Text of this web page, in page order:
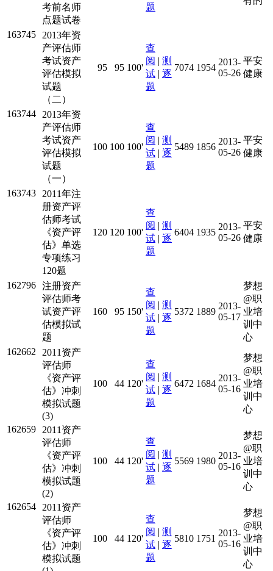
考前名师
点题试卷
题
163745
2013年资
产评估师
考试资产
评估模拟
试题
（二）
95 95 100'
查
阅 | 测
试 | 逐
题
7074 1954
2013-
05-26
平安
健康
163744
2013年资
产评估师
考试资产
评估模拟
试题
（一）
100 100 100'
查
阅 | 测
试 | 逐
题
5489 1856
2013-
05-26
平安
健康
163743
2011年注
册资产评
估师考试
《资产评
估》单选
专项练习
120题
120 120 100'
查
阅 | 测
试 | 逐
题
6404 1935
2013-
05-26
平安
健康
162796 注册资产
评估师考
试资产评
估模拟试
题
160 95 150'
查
阅 | 测
试 | 逐
题
5372 1889
2013-
05-17
梦想
@职
业培
训中
心
162662
2011资产
评估师
《资产评
估》冲刺
模拟试题
(3)
100 44 120'
查
阅 | 测
试 | 逐
题
6472 1684
2013-
05-16
梦想
@职
业培
训中
心
162659
2011资产
评估师
《资产评
估》冲刺
模拟试题
(2)
100 44 120'
查
阅 | 测
试 | 逐
题
5569 1980
2013-
05-16
梦想
@职
业培
训中
心
162654
2011资产
评估师
《资产评
估》冲刺
模拟试题
100 44 120'
查
阅 | 测
试 | 逐
题
5810 1751
2013-
05-16
梦想
@职
业培
训中
心